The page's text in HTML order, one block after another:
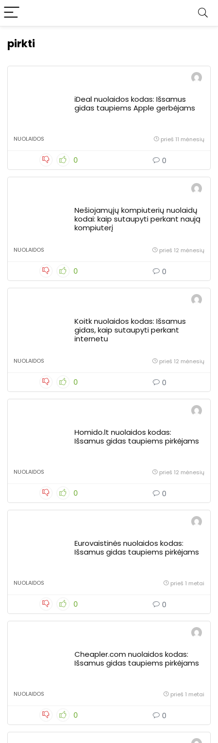
pirkti
iDeal nuolaidos kodas: Išsamus
gidas taupiems Apple gerbėjams
NUOLAIDOS prieš 11 mėnesių
0 0
Nešiojamųjų kompiuterių nuolaidų
kodai: kaip sutaupyti perkant naują
kompiuterį
NUOLAIDOS prieš 12 mėnesių
0 0
Koitk nuolaidos kodas: Išsamus
gidas, kaip sutaupyti perkant
internetu
NUOLAIDOS prieš 12 mėnesių
0 0
Homido.lt nuolaidos kodas:
Išsamus gidas taupiems pirkėjams
NUOLAIDOS prieš 12 mėnesių
0 0
Eurovaistinės nuolaidos kodas:
Išsamus gidas taupiems pirkėjams
NUOLAIDOS prieš 1 metai
0 0
Cheapler.com nuolaidos kodas:
Išsamus gidas taupiems pirkėjams
NUOLAIDOS prieš 1 metai
0 0